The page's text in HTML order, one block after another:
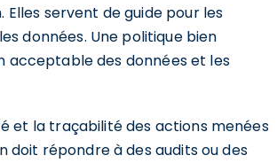
servent de guide pour les
données. Une politique bien
acceptable des données et les
et la traçabilité des actions menées
doit répondre à des audits ou des